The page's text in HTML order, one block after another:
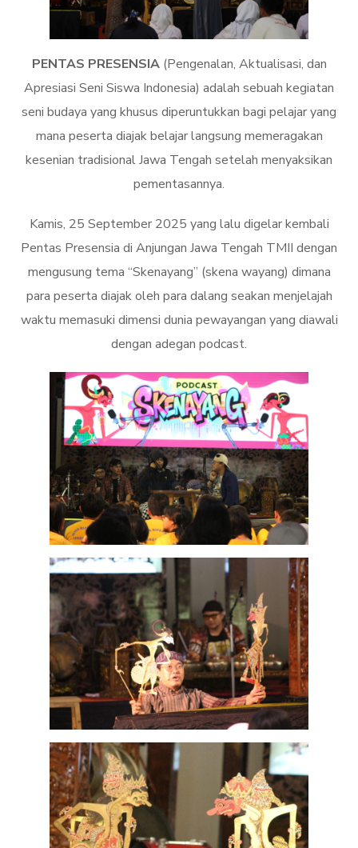
PENTAS PRESENSIA(Pengenalan, Aktualisasi, dan
Apresiasi Seni Siswa Indonesia) adalah sebuah kegiatan
seni budaya yang khusus diperuntukkan bagi pelajar yang
mana peserta diajak belajar langsung memeragakan
kesenian tradisional Jawa Tengah setelah menyaksikan
pementasannya.
Kamis, 25 September 2025 yang lalu digelar kembali
Pentas Presensia di Anjungan Jawa Tengah TMII dengan
mengusung tema “Skenayang” (skena wayang) dimana
para peserta diajak oleh para dalang seakan menjelajah
waktu memasuki dimensi dunia pewayangan yang diawali
dengan adegan podcast.